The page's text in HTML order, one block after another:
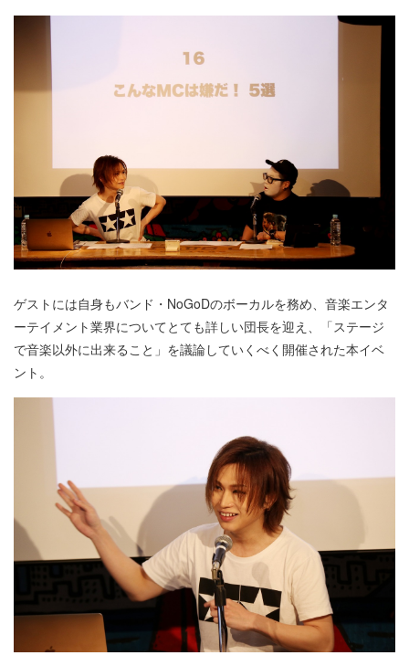
ゲストには自身もバンド・NoGoDのボーカルを務め、音楽エンタ
ーテイメント業界についてとても詳しい団長を迎え、「ステージ
で音楽以外に出来ること」を議論していくべく開催された本イベ
ント。